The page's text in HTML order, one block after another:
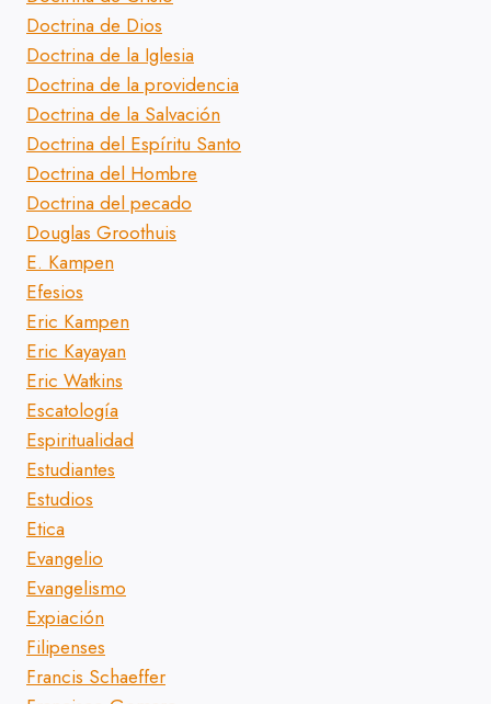
Doctrina de Dios
Doctrina de la Iglesia
Doctrina de la providencia
Doctrina de la Salvación
Doctrina del Espíritu Santo
Doctrina del Hombre
Doctrina del pecado
Douglas Groothuis
E. Kampen
Efesios
Eric Kampen
Eric Kayayan
Eric Watkins
Escatología
Espiritualidad
Estudiantes
Estudios
Etica
Evangelio
Evangelismo
Expiación
Filipenses
Francis Schaeffer